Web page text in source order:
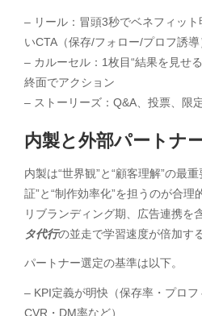
– リール：冒頭3秒でベネフィッ
いCTA（保存/フォロー/プロフ誘導
– カルーセル：1枚目“結果を見せ
終面でアクション
– ストーリーズ：Q&A、投票、限
内製と外部パートナ
内製は“世界観”と“顧客理解”の最
証”と“制作効率化”を担うのが合
リブランディング期、広告連携を
タ代行の並走で学習速度が倍加する
パートナー選定の基準は以下。
– KPI定義が明快（保存率・プロ
CVR・DM率など）